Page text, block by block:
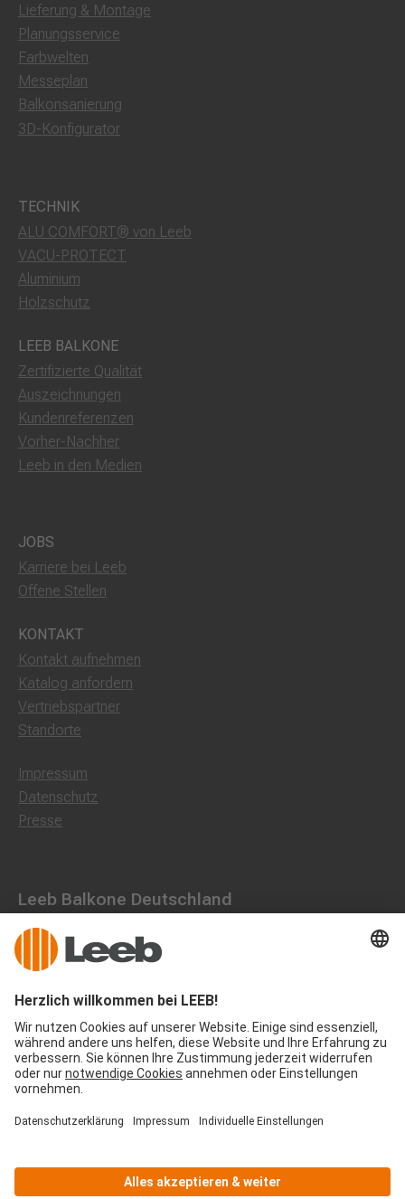
Lieferung & Montage
Planungsservice
Farbwelten
Messeplan
Balkonsanierung
3D-Konfigurator
TECHNIK
ALU COMFORT® von Leeb
VACU-PROTECT
Aluminium
Holzschutz
LEEB BALKONE
Zertifizierte Qualität
Auszeichnungen
Kundenreferenzen
Vorher-Nachher
Leeb in den Medien
JOBS
Karriere bei Leeb
Offene Stellen
KONTAKT
Kontakt aufnehmen
Katalog anfordern
Vertriebspartner
Standorte
Impressum
Datenschutz
Presse
Leeb Balkone Deutschland
Dorfstraße 10, 85662 Hohenbrunn
0800 1801003
office@leeb-balkone.com